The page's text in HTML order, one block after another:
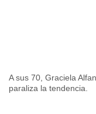
A sus 70, Graciela
paraliza la tendencia.